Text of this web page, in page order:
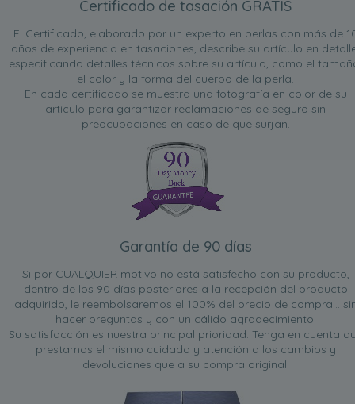
Certificado de tasación GRATIS
El Certificado, elaborado por un experto en perlas con más de
años de experiencia en tasaciones, describe su artículo en
especificando detalles técnicos sobre su artículo, como el
el color y la forma del cuerpo de la perla.
En cada certificado se muestra una fotografía en color de su
artículo para garantizar reclamaciones de seguro sin
preocupaciones en caso de que surjan.
Garantía de 90 días
Si por CUALQUIER motivo no está satisfecho con su producto,
dentro de los 90 días posteriores a la recepción del producto
adquirido, le reembolsaremos el 100% del precio de compra...
hacer preguntas y con un cálido agradecimiento.
Su satisfacción es nuestra principal prioridad. Tenga en cuenta
prestamos el mismo cuidado y atención a los cambios y
devoluciones que a su compra original.